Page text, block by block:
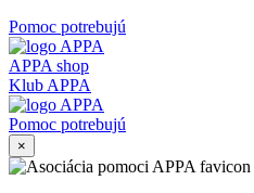
Pomoc potrebujú
APPA shop
Klub APPA
Pomoc potrebujú
×